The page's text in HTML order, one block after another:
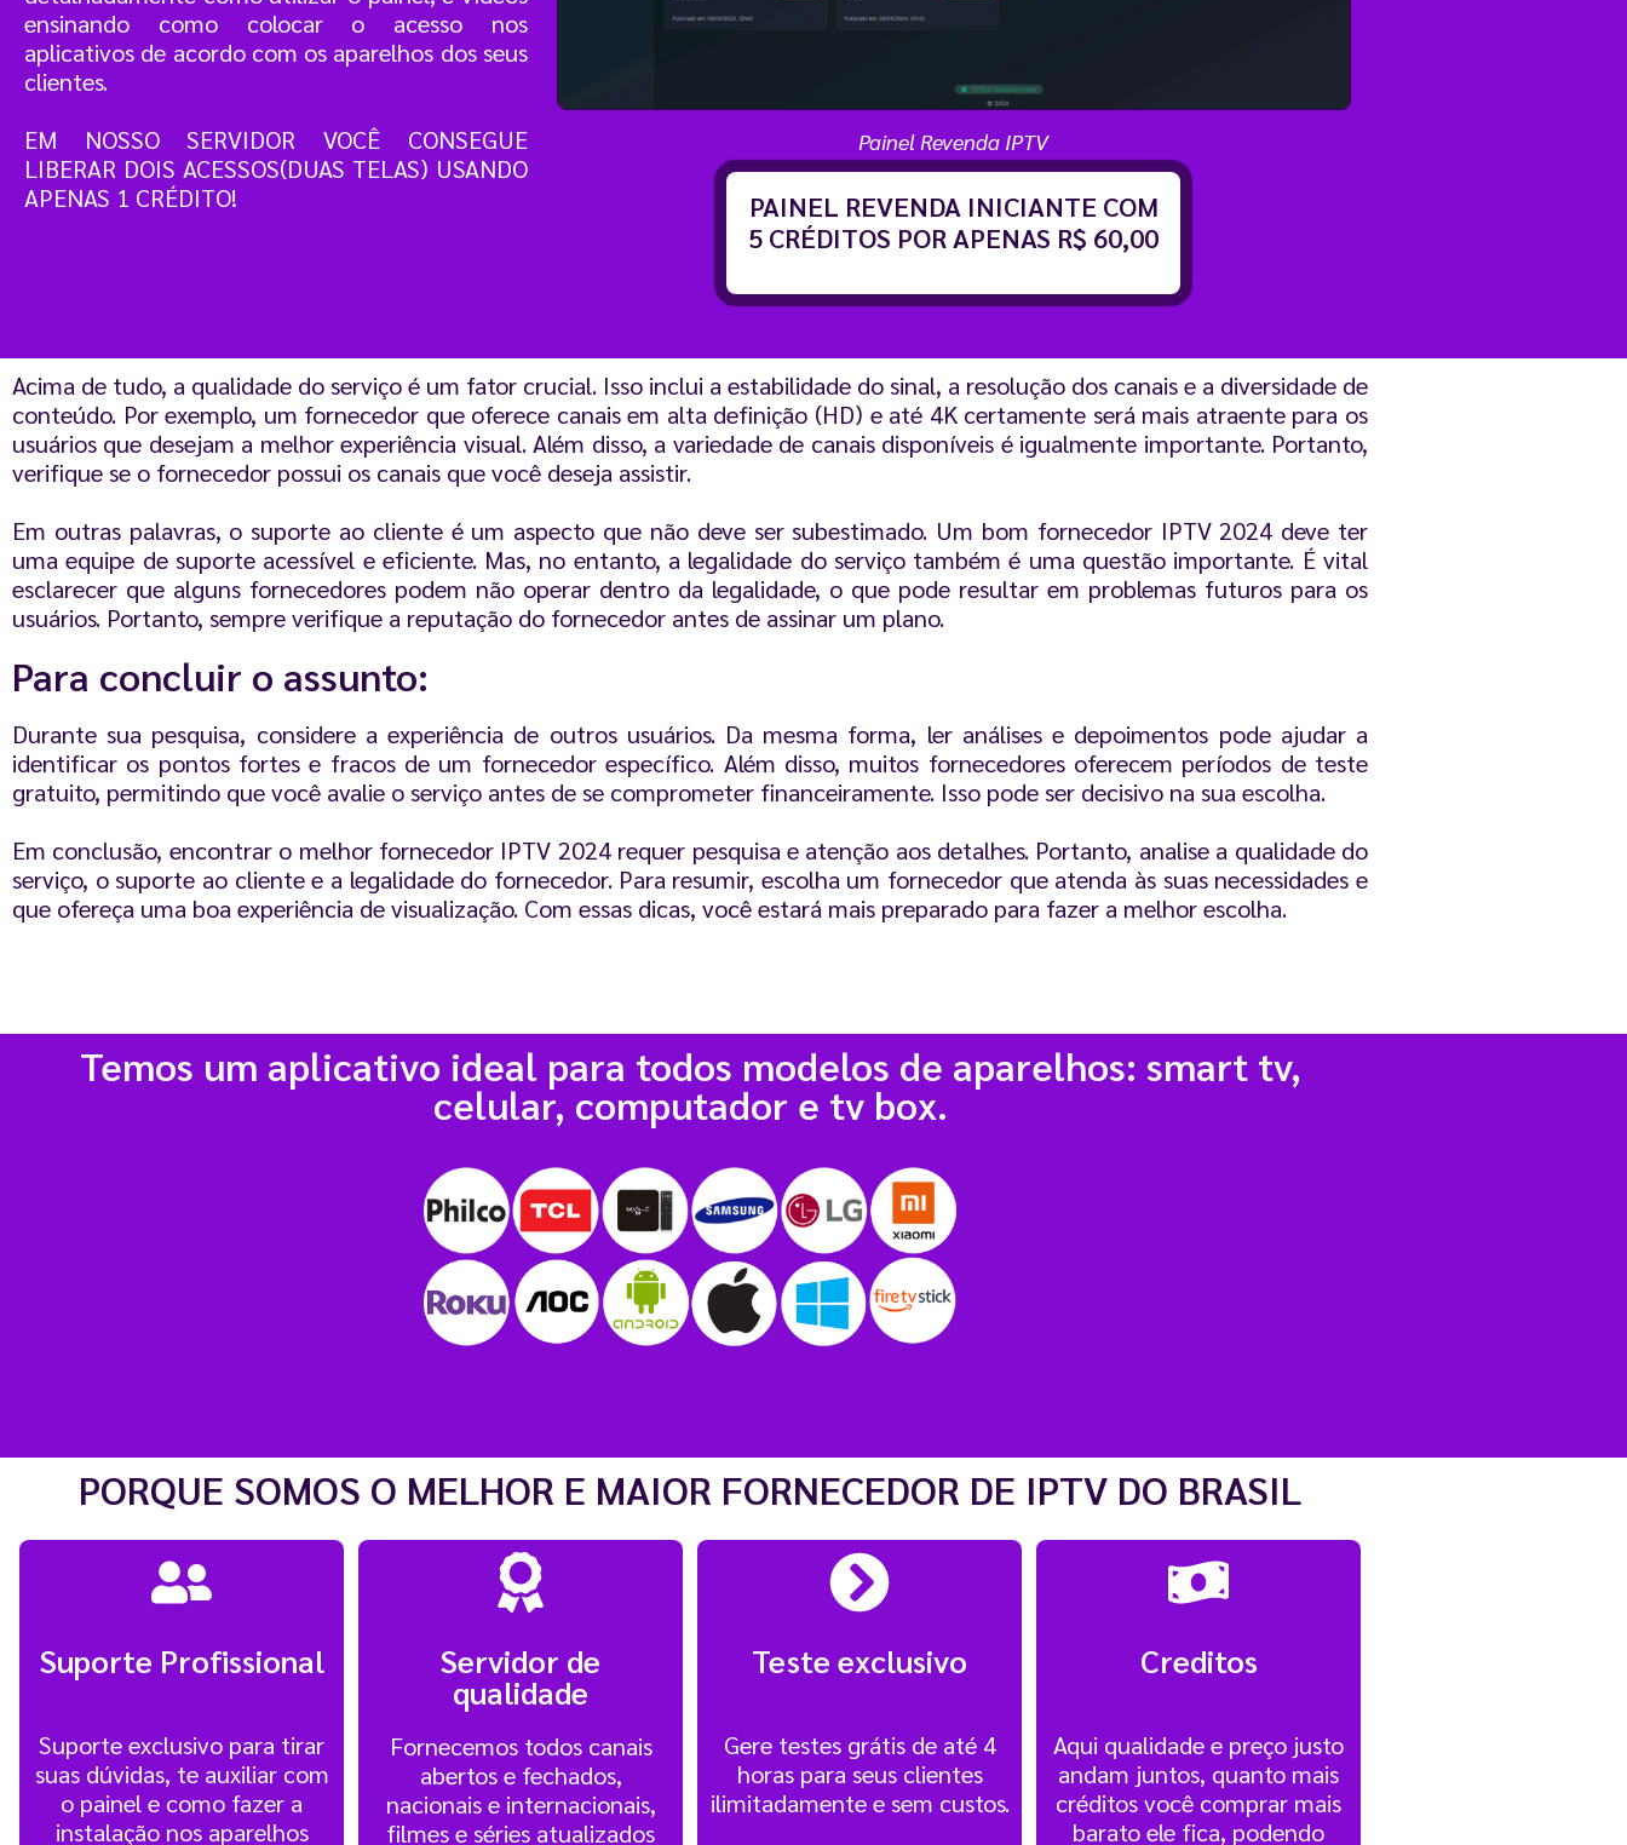
ensinando como colocar o acesso nos
aplicativos de acordo com os aparelhos dos seus
clientes.
EM NOSSO SERVIDOR VOCÊ CONSEGUE
LIBERAR DOIS ACESSOS(DUAS TELAS) USANDO
APENAS 1 CRÉDITO!
Painel Revenda IPTV
PAINEL REVENDA INICIANTE COM
5 CRÉDITOS POR APENAS R$ 60,00
Acima de tudo, a qualidade do serviço é um fator crucial. Isso inclui a estabilidade do sinal, a resolução dos canais e a diversidade de
conteúdo. Por exemplo, um fornecedor que oferece canais em alta definição (HD) e até 4K certamente será mais atraente para os
usuários que desejam a melhor experiência visual. Além disso, a variedade de canais disponíveis é igualmente importante. Portanto,
verifique se o fornecedor possui os canais que você deseja assistir.
Em outras palavras, o suporte ao cliente é um aspecto que não deve ser subestimado. Um bom fornecedor IPTV 2024 deve ter
uma equipe de suporte acessível e eficiente. Mas, no entanto, a legalidade do serviço também é uma questão importante. É vital
esclarecer que alguns fornecedores podem não operar dentro da legalidade, o que pode resultar em problemas futuros para os
usuários. Portanto, sempre verifique a reputação do fornecedor antes de assinar um plano.
Para concluir o assunto:
Durante sua pesquisa, considere a experiência de outros usuários. Da mesma forma, ler análises e depoimentos pode ajudar a
identificar os pontos fortes e fracos de um fornecedor específico. Além disso, muitos fornecedores oferecem períodos de teste
gratuito, permitindo que você avalie o serviço antes de se comprometer financeiramente. Isso pode ser decisivo na sua escolha.
Em conclusão, encontrar o melhor fornecedor IPTV 2024 requer pesquisa e atenção aos detalhes. Portanto, analise a qualidade do
serviço, o suporte ao cliente e a legalidade do fornecedor. Para resumir, escolha um fornecedor que atenda às suas necessidades e
que ofereça uma boa experiência de visualização. Com essas dicas, você estará mais preparado para fazer a melhor escolha.
Temos um aplicativo ideal para todos modelos de aparelhos: smart tv,
celular, computador e tv box.
PORQUE SOMOS O MELHOR E MAIOR FORNECEDOR DE IPTV DO BRASIL
Suporte Profissional
Suporte exclusivo para tirar
suas dúvidas, te auxiliar com
o painel e como fazer a
instalação nos aparelhos
Servidor de
qualidade
Fornecemos todos canais
abertos e fechados,
nacionais e internacionais,
filmes e séries atualizados
Teste exclusivo
Gere testes grátis de até 4
horas para seus clientes
ilimitadamente e sem custos.
Creditos
Aqui qualidade e preço justo
andam juntos, quanto mais
créditos você comprar mais
barato ele fica, podendo